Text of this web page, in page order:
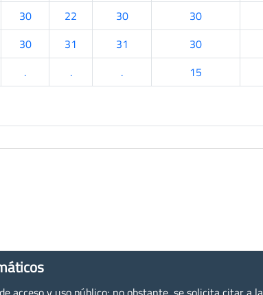
30 22 30 30
30 31 31 30
. . . 15